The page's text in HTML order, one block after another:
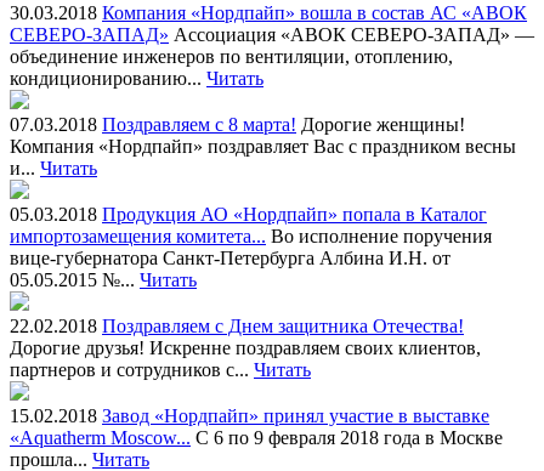
30.03.2018 Компания «Нордпайп» вошла в состав АС «АВОК
СЕВЕРО-ЗАПАД» Ассоциация «АВОК СЕВЕРО-ЗАПАД» —
объединение инженеров по вентиляции, отоплению,
кондиционированию... Читать
07.03.2018 Поздравляем с 8 марта! Дорогие женщины!
Компания «Нордпайп» поздравляет Вас с праздником весны
и... Читать
05.03.2018 Продукция АО «Нордпайп» попала в Каталог
импортозамещения комитета... Во исполнение поручения
вице-губернатора Санкт-Петербурга Албина И.Н. от
05.05.2015 №... Читать
22.02.2018 Поздравляем с Днем защитника Отечества!
Дорогие друзья! Искренне поздравляем своих клиентов,
партнеров и сотрудников с... Читать
15.02.2018 Завод «Нордпайп» принял участие в выставке
«Aquatherm Moscow... С 6 по 9 февраля 2018 года в Москве
прошла... Читать